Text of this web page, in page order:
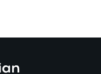
IgG и/или
гепарином,